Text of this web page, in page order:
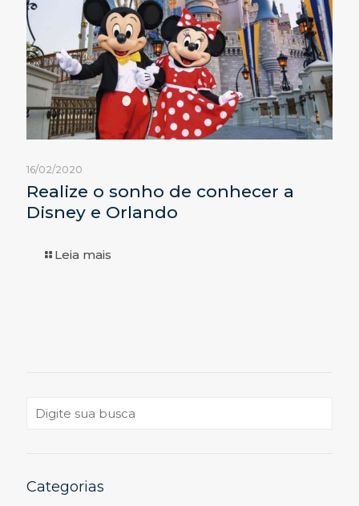
16/02/2020
Realize o sonho de conhecer a
Disney e Orlando
Leia mais
Categorias